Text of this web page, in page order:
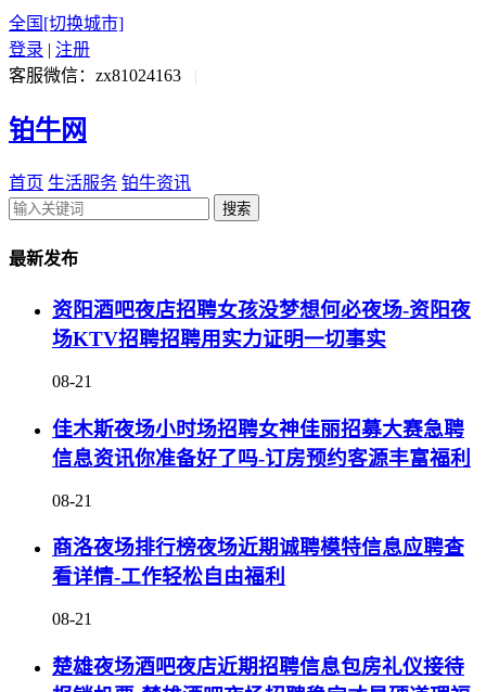
全国 [切换城市]
登录 | 注册
客服微信：zx81024163
|
铂牛网
首页 生活服务 铂牛资讯
搜索
最新发布
资阳酒吧夜店招聘女孩没梦想何必夜场-资阳夜
场KTV招聘招聘用实力证明一切事实
08-21
佳木斯夜场小时场招聘女神佳丽招募大赛急聘
信息资讯你准备好了吗-订房预约客源丰富福利
08-21
商洛夜场排行榜夜场近期诚聘模特信息应聘查
看详情-工作轻松自由福利
08-21
楚雄夜场酒吧夜店近期招聘信息包房礼仪接待